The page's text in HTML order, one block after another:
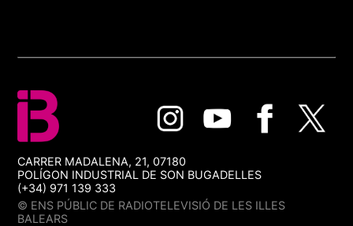
CARRER MADALENA, 21, 07180
POLÍGON INDUSTRIAL DE SON BUGADELLES
(+34) 971 139 333
© ENS PÚBLIC DE RADIOTELEVISIÓ DE LES ILLES
BALEARS